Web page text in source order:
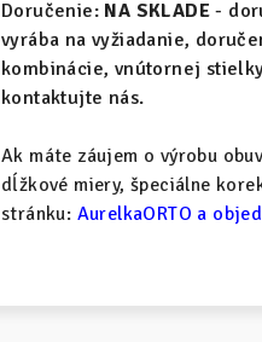
Doručenie: NA SKLADE -
vyrába na vyžiadanie,
kombinácie, vnútornej
kontaktujte nás.
Ak máte záujem o výrobu
dĺžkové miery, špeciálne
stránku: AurelkaORTO a